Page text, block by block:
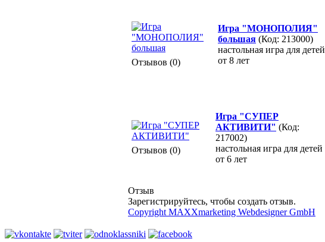
Отзывов (0)
Игра "МОНОПОЛИЯ"
большая (Код: 213000)
настольная игра для детей
от 8 лет
Отзывов (0)
Игра "СУПЕР
АКТИВИТИ" (Код:
217002)
настольная игра для детей
от 6 лет
Отзыв
Зарегистрируйтесь, чтобы создать отзыв.
Copyright MAXXmarketing Webdesigner GmbH